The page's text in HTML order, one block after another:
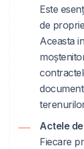
Este
de
Aceasta
Actele
Fiecare